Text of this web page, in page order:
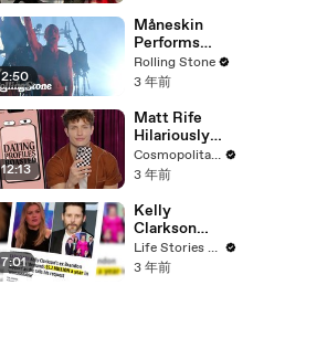
2:50
Måneskin
Performs
"HONEY" at
MSG
Rolling Stone
3 年前
12:13
Matt Rife
Hilariously
Roasts Your
Dating
Cosmopolitan
Cosmopolitan USA
3 年前
7:01
Kelly
Clarkson
Fights Back
Against
Life Stories By Goalcast
3 年前